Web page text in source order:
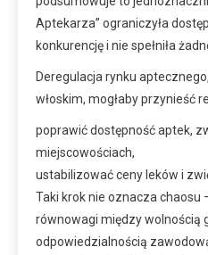
Aptekarza” ograniczyła
konkurencję i nie spełniła
Deregulacja rynku
włoskim, mogłaby przynieść
poprawić dostępność aptek,
miejscowościach,
ustabilizować ceny leków i
Taki krok nie oznacza chaosu
równowagi między wolnością
odpowiedzialnością